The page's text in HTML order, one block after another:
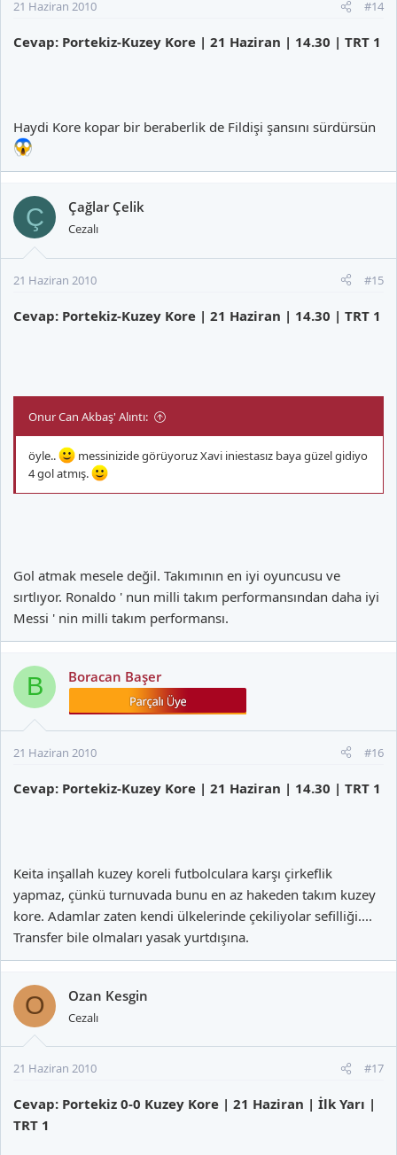
21 Haziran 2010 #14
Cevap: Portekiz-Kuzey Kore | 21 Haziran | 14.30 | TRT 1
Haydi Kore kopar bir beraberlik de Fildişi şansını sürdürsün
Ç Çağlar Çelik
Cezalı
21 Haziran 2010 #15
Cevap: Portekiz-Kuzey Kore | 21 Haziran | 14.30 | TRT 1
Onur Can Akbaş' Alıntı:
öyle..
messinizide görüyoruz Xavi iniestasız baya güzel gidiyo
4 gol atmış.
Gol atmak mesele değil. Takımının en iyi oyuncusu ve
sırtlıyor. Ronaldo ' nun milli takım performansından daha iyi
Messi ' nin milli takım performansı.
B Boracan Başer
21 Haziran 2010 #16
Cevap: Portekiz-Kuzey Kore | 21 Haziran | 14.30 | TRT 1
Keita inşallah kuzey koreli futbolculara karşı çirkeflik
yapmaz, çünkü turnuvada bunu en az hakeden takım kuzey
kore. Adamlar zaten kendi ülkelerinde çekiliyolar sefilliği....
Transfer bile olmaları yasak yurtdışına.
O Ozan Kesgin
Cezalı
21 Haziran 2010 #17
Cevap: Portekiz 0-0 Kuzey Kore | 21 Haziran | İlk Yarı |
TRT 1